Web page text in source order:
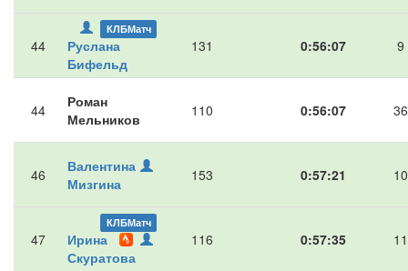
44
КЛБМатч
Руслана
Бифельд
131 0:56:07 9
44
Роман
Мельников
110 0:56:07 36
46
Валентина
Мизгина
153 0:57:21 10
47
КЛБМатч
Ирина
Скуратова
116 0:57:35 11